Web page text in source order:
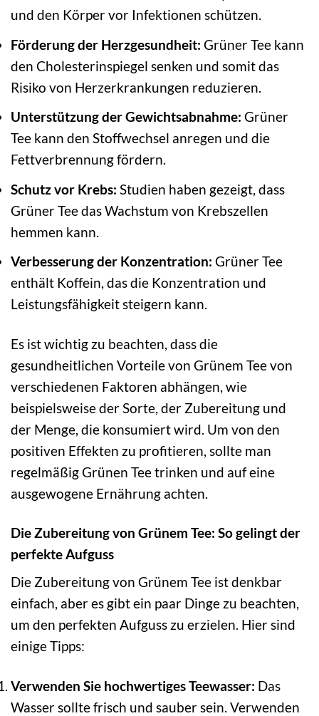
und den Körper vor Infektionen schützen.
Förderung der Herzgesundheit: Grüner Tee kann
den Cholesterinspiegel senken und somit das
Risiko von Herzerkrankungen reduzieren.
Unterstützung der Gewichtsabnahme: Grüner
Tee kann den Stoffwechsel anregen und die
Fettverbrennung fördern.
Schutz vor Krebs: Studien haben gezeigt, dass
Grüner Tee das Wachstum von Krebszellen
hemmen kann.
Verbesserung der Konzentration: Grüner Tee
enthält Koffein, das die Konzentration und
Leistungsfähigkeit steigern kann.
Es ist wichtig zu beachten, dass die
gesundheitlichen Vorteile von Grünem Tee von
verschiedenen Faktoren abhängen, wie
beispielsweise der Sorte, der Zubereitung und
der Menge, die konsumiert wird. Um von den
positiven Effekten zu profitieren, sollte man
regelmäßig Grünen Tee trinken und auf eine
ausgewogene Ernährung achten.
Die Zubereitung von Grünem Tee: So gelingt der
perfekte Aufguss
Die Zubereitung von Grünem Tee ist denkbar
einfach, aber es gibt ein paar Dinge zu beachten,
um den perfekten Aufguss zu erzielen. Hier sind
einige Tipps:
Verwenden Sie hochwertiges Teewasser: Das
Wasser sollte frisch und sauber sein. Verwenden